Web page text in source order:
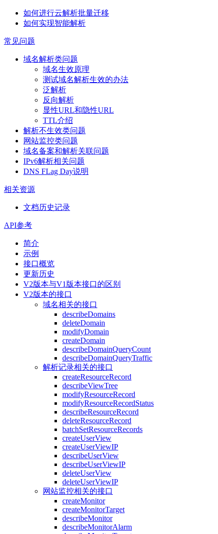
如何进行云解析批量迁移
如何实现智能解析
常见问题
域名解析类问题
域名生效原理
测试域名解析生效的办法
泛解析
反向解析
显性URL和隐性URL
TTL介绍
解析不生效类问题
网站监控类问题
域名备案和解析关联问题
IPv6解析相关问题
DNS FLag Day说明
相关资源
文档历史记录
API参考
简介
示例
接口概览
更新历史
V2版本与V1版本接口的区别
V2版本的接口
域名相关的接口
describeDomains
deleteDomain
modifyDomain
createDomain
describeDomainQueryCount
describeDomainQueryTraffic
解析记录相关的接口
createResourceRecord
describeViewTree
modifyResourceRecord
modifyResourceRecordStatus
describeResourceRecord
deleteResourceRecord
batchSetResourceRecords
createUserView
createUserViewIP
describeUserView
describeUserViewIP
deleteUserView
deleteUserViewIP
网站监控相关的接口
createMonitor
createMonitorTarget
describeMonitor
describeMonitorAlarm